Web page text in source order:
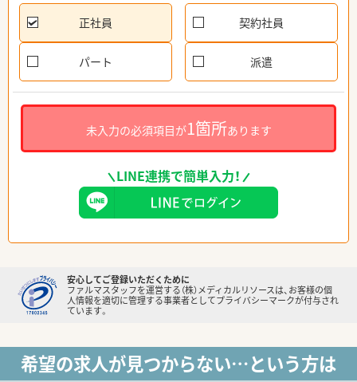
正社員 契約社員
パート 派遣
未入力の必須項目が1箇所あります
LINE連携で簡単入力！
安心してご登録いただくために
ファルマスタッフを運営する（株）メディカルリソースは、お客様の個
人情報を適切に管理する事業者としてプライバシーマークが付与され
ています。
希望の求人が見つからない…という方は